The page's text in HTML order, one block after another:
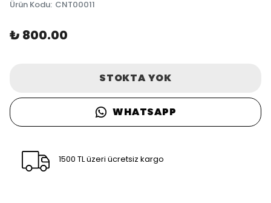
Ürün Kodu: CNT00011
₺ 800.00
STOKTA YOK
WHATSAPP
1500 TL üzeri ücretsiz kargo